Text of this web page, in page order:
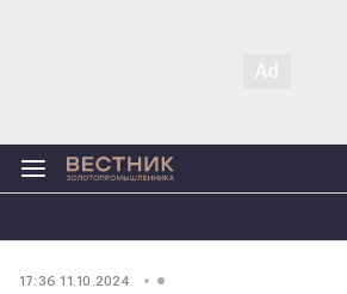
17:36 11.10.2024